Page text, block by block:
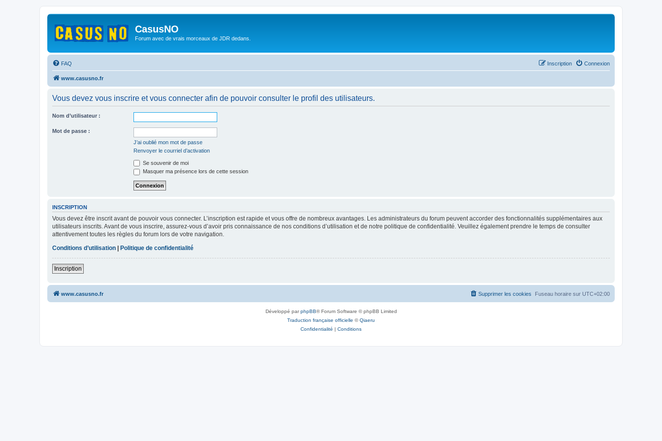
CasusNO
Forum avec de vrais morceaux de JDR dedans.
FAQ Connexion
Inscription
www.casusno.fr
Vous devez vous inscrire et vous connecter afin de pouvoir consulter le profil des utilisateurs.
Nom d’utilisateur :
Mot de passe :
J’ai oublié mon mot de passe
Renvoyer le courriel d’activation
Se souvenir de moi
Masquer ma présence lors de cette session
INSCRIPTION
Vous devez être inscrit avant de pouvoir vous connecter. L’inscription est rapide et vous offre de nombreux avantages. Les administrateurs du forum peuvent accorder des fonctionnalités supplémentaires aux
utilisateurs inscrits. Avant de vous inscrire, assurez-vous d’avoir pris connaissance de nos conditions d’utilisation et de notre politique de confidentialité. Veuillez également prendre le temps de consulter
attentivement toutes les règles du forum lors de votre navigation.
Conditions d’utilisation
Politique de confidentialité
Inscription
www.casusno.fr Fuseau horaire sur UTC+02:00
Supprimer les cookies
Développé parphpBB® Forum Software © phpBB Limited
Traduction française officielle ©Qiaeru
Confidentialité | Conditions